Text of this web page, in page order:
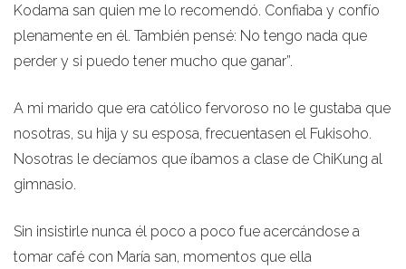
Kodama san quien me lo recomendó. Confiaba y confío
plenamente en él. También pensé: No tengo nada que
perder y si puedo tener mucho que ganar”.
A mi marido que era católico fervoroso no le gustaba que
nosotras, su hija y su esposa, frecuentasen el Fukisoho.
Nosotras le decíamos que íbamos a clase de ChiKung al
gimnasio.
Sin insistirle nunca él poco a poco fue acercándose a
tomar café con María san, momentos que ella